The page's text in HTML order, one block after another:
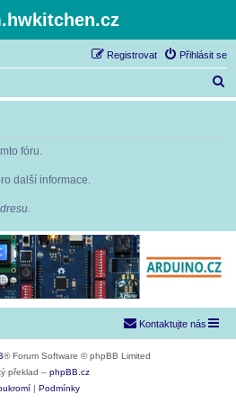
Přihlásit se
Registrovat
l
fóru.
další informace.
Kontaktujte nás
® Forum Software © phpBB Limited
překlad – phpBB.cz
Podmínky